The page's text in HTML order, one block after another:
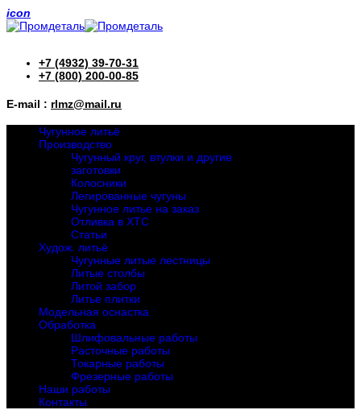
icon
+7 (4932) 39-70-31
+7 (800) 200-00-85
E-mail : rlmz@mail.ru
Чугунное литьё
Производство
Чугунный круг, втулки и другие
заготовки
Колосники
Легированные чугуны
Чугунное литье на заказ
Отливка в ХТС
Статьи
Худож. литьё
Чугунные литые лестницы
Литые столбы
Литой забор
Литье плитки
Модельная оснастка
Обработка
Шлифовальные работы
Расточные работы
Токарные работы
Фрезерные работы
Наши работы
Контакты